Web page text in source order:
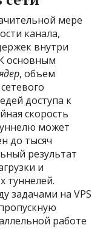
мере
канала,
внутри
основным
, объем
доступа к
скорость
может
до тысяч
результат
и
туннелей.
задачами на VPS
работе